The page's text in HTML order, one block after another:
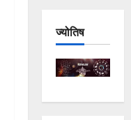
ज्योतिष